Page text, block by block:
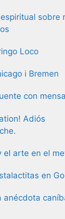
sobre
Loco
i Bremen
con
Adiós
el arte en el
en
anécdota